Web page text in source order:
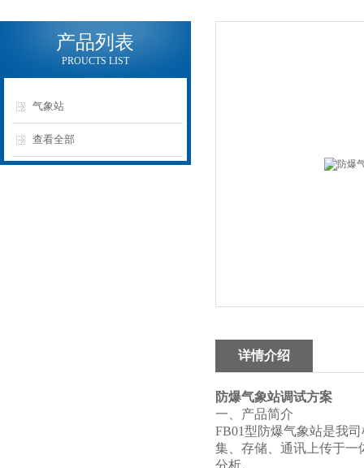
产品列表
PROUCTS LIST
气象站
查看全部
详情介绍
防爆气象站调试方案
一、产品简介
FB01型防爆气象站是我
集、存储、通讯上传于一
分析。